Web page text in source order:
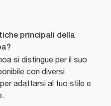
principali della
si distingue per il suo
con diversi
adattarsi al tuo stile e